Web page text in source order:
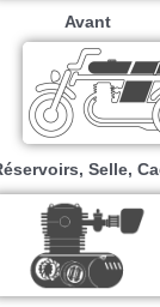
Avant
Selle,